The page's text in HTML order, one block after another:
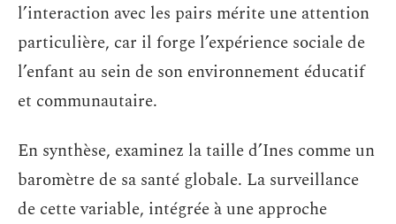
l’interaction avec les pairs mérite une attention
particulière, car il forge l’expérience sociale de
l’enfant au sein de son environnement éducatif
et communautaire.
En synthèse, examinez la taille d’Ines comme un
baromètre de sa santé globale. La surveillance
de cette variable, intégrée à une approche